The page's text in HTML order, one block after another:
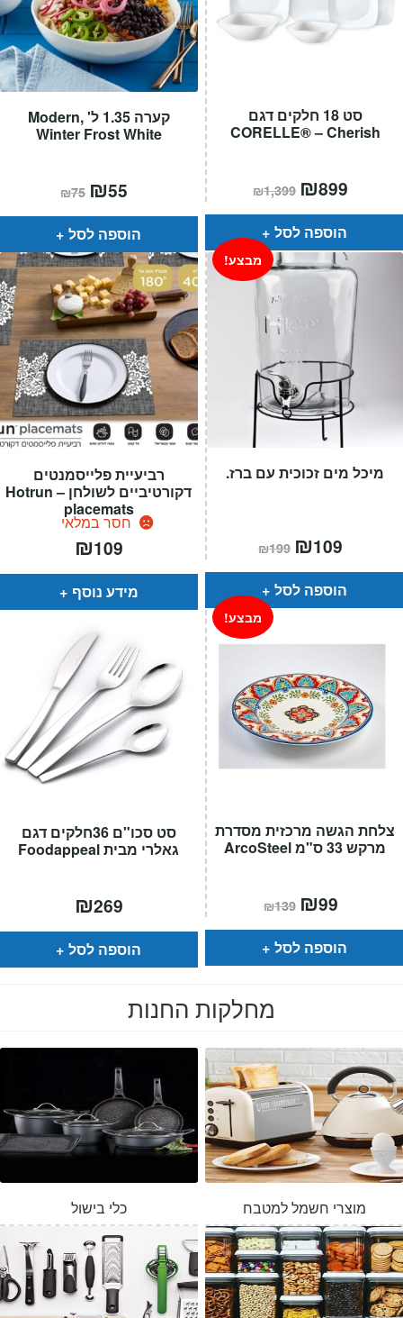
קערה 1.35 ל' ,Modern
Winter Frost White
₪75 המחיר
המקורי
היה:
₪75.
₪55
הוא:
הוספה לסל
סט 18 חלקים דגם
CORELLE® – Cherish
₪1,399 המחיר
המקורי
היה:
₪899
הוא:
הוספה לסל
רביעיית פלייסמנטים
דקורטיביים לשולחן – Hotrun
placemats
חסר במלאי
₪109
מידע נוסף
מיכל מים זכוכית עם ברז.
מבצע!
₪199 המחיר
המקורי
היה:
₪199.
₪109
הוא:
הוספה לסל
סט סכו"ם 36חלקים דגם
גאלרי מבית Foodappeal
₪269
הוספה לסל
צלחת הגשה מרכזית מסדרת
מרקש 33 ס"מ ArcoSteel
מבצע!
₪139 המחיר
המקורי
היה:
₪139.
₪99
הוא:
הוספה לסל
מחלקות החנות
כלי בישול מוצרי חשמל למטבח